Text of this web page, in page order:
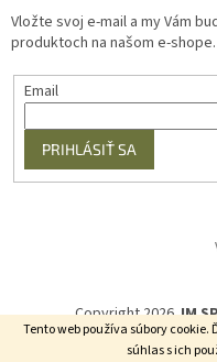
Tento web používa súbory
súhlas s ich
Vložte svoj e-mail a my Vám
produktoch na našom e-shope.
Email
PRIHLÁSIŤ SA
Copyright 2026JM